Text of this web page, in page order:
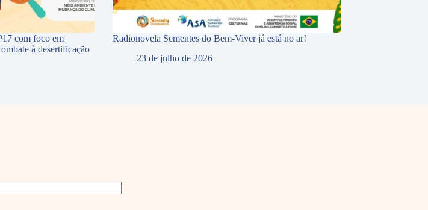
com foco em
à desertificação
Radionovela Sementes do Bem-Viver já está no ar!
23 de julho de 2026